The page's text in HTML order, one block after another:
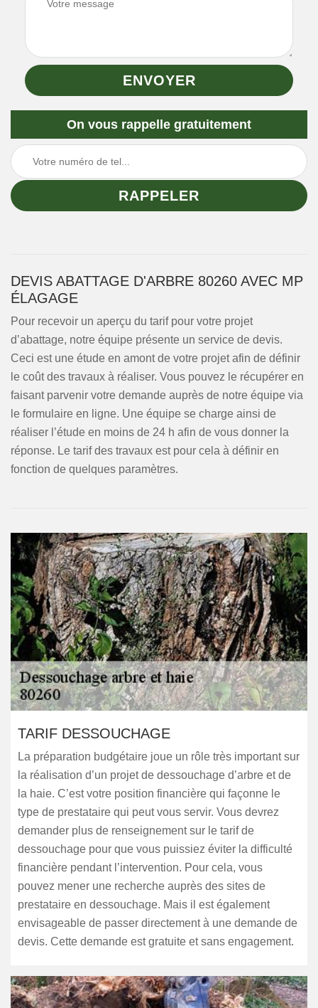
On vous rappelle gratuitement
DEVIS ABATTAGE D'ARBRE 80260 AVEC MP
ÉLAGAGE
Pour recevoir un aperçu du tarif pour votre projet
d’abattage, notre équipe présente un service de devis.
Ceci est une étude en amont de votre projet afin de définir
le coût des travaux à réaliser. Vous pouvez le récupérer en
faisant parvenir votre demande auprès de notre équipe via
le formulaire en ligne. Une équipe se charge ainsi de
réaliser l’étude en moins de 24 h afin de vous donner la
réponse. Le tarif des travaux est pour cela à définir en
fonction de quelques paramètres.
TARIF DESSOUCHAGE
La préparation budgétaire joue un rôle très important sur
la réalisation d’un projet de dessouchage d’arbre et de
la haie. C’est votre position financière qui façonne le
type de prestataire qui peut vous servir. Vous devrez
demander plus de renseignement sur le tarif de
dessouchage pour que vous puissiez éviter la difficulté
financière pendant l’intervention. Pour cela, vous
pouvez mener une recherche auprès des sites de
prestataire en dessouchage. Mais il est également
envisageable de passer directement à une demande de
devis. Cette demande est gratuite et sans engagement.